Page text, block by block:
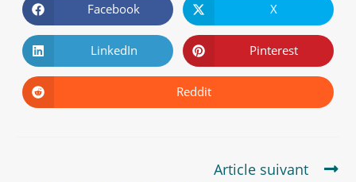
Facebook X
LinkedIn Pinterest
Reddit
Article suivant